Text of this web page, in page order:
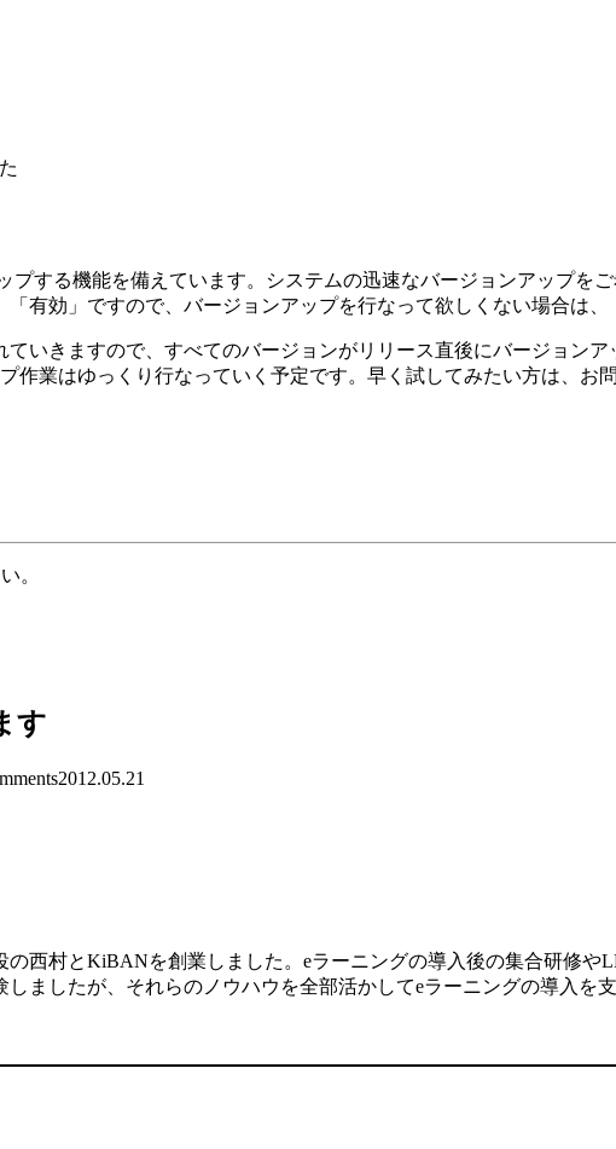
プする機能を備えています。システムの迅速なバージョンアップを
有効」ですので、バージョンアップを行なって欲しくない場合は、
いきますので、すべてのバージョンがリリース直後にバージョンア
作業はゆっくり行なっていく予定です。早く試してみたい方は、お
。
す
2012.05.21
西村とKiBANを創業しました。eラーニングの導入後の集合研修
ましたが、それらのノウハウを全部活かしてeラーニングの導入を支